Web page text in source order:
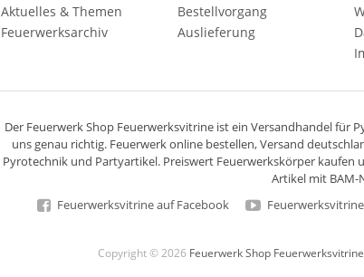
Aktuelles & Themen
Feuerwerksarchiv
Bestellvorgang
Auslieferung
Der Feuerwerk Shop Feuerwerksvitrine ist ein Versandhandelfür
uns genau richtig. Feuerwerk online bestellen,Versand
Pyrotechnikund Partyartikel. Preiswert Feuerwerkskörperkaufen
Artikel mit BAM-
Feuerwerksvitrine auf Facebook
Copyright © 2026 Feuerwerk Shop Feuerwerksvitrine